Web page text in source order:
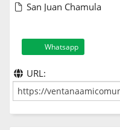
San Juan Chamula
Whatsapp
URL: